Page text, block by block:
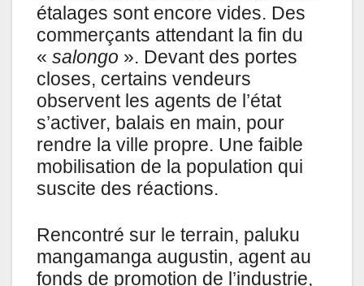
étalages sont encore vides. Des
commerçants attendant la fin du
« salongo ». Devant des portes
closes, certains vendeurs
observent les agents de l’état
s’activer, balais en main, pour
rendre la ville propre. Une faible
mobilisation de la population qui
suscite des réactions.
Rencontré sur le terrain, paluku
mangamanga augustin, agent au
fonds de promotion de l’industrie,